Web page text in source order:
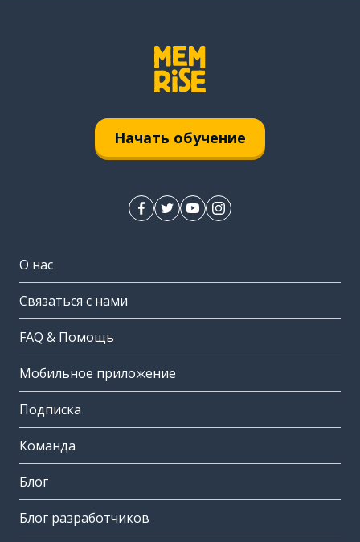
Начать обучение
О нас
Связаться с нами
FAQ & Помощь
Мобильное приложение
Подписка
Команда
Блог
Блог разработчиков